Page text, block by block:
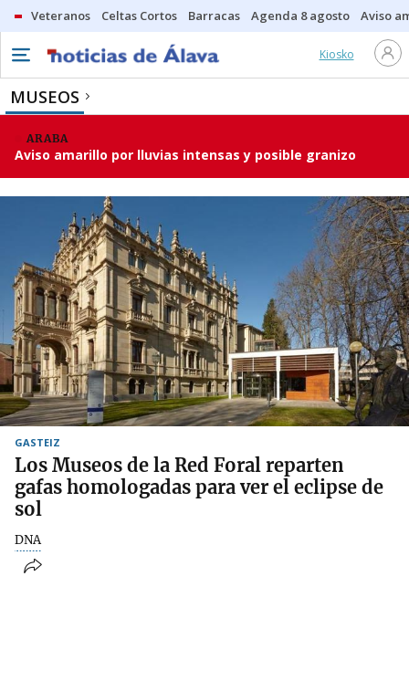
Veteranos Celtas Cortos Barracas Agenda 8 agosto Aviso
Kiosko
MUSEOS
ARABA
Aviso amarillo por lluvias intensas y posible granizo
GASTEIZ
Los Museos de la Red Foral reparten
gafas homologadas para ver el eclipse de
sol
DNA